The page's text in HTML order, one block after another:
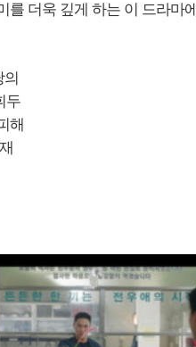
를 더욱 깊게 하는 이 드라마
의
두
해